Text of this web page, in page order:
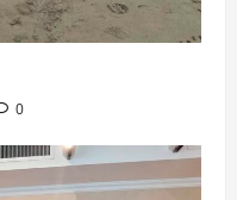
0